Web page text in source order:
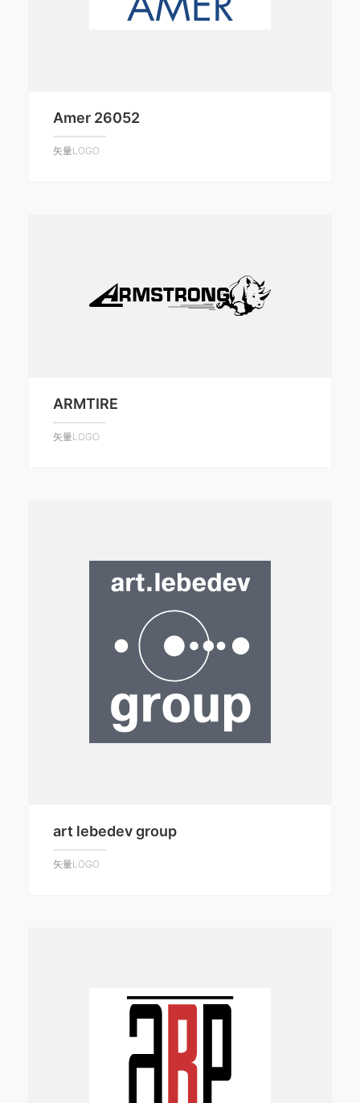
Amer 26052
矢量LOGO
ARMTIRE
矢量LOGO
art lebedev group
矢量LOGO